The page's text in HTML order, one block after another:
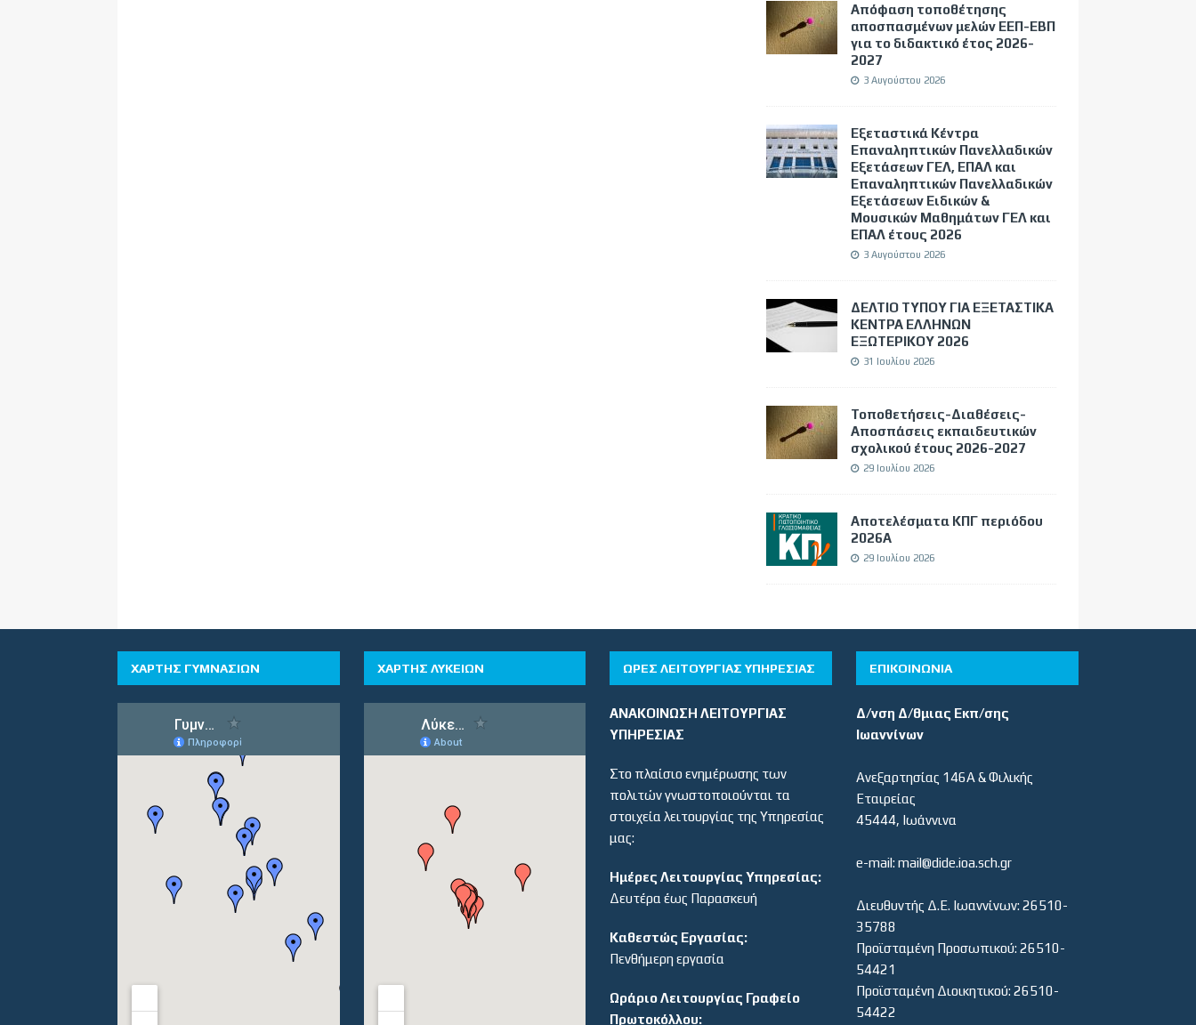
Απόφαση τοποθέτησης
αποσπασμένων μελών ΕΕΠ-ΕΒΠ
για το διδακτικό έτος 2026-
2027
3 Αυγούστου 2026
Εξεταστικά Κέντρα
Επαναληπτικών Πανελλαδικών
Εξετάσεων ΓΕΛ, ΕΠΑΛ και
Επαναληπτικών Πανελλαδικών
Εξετάσεων Ειδικών &
Μουσικών Μαθημάτων ΓΕΛ και
ΕΠΑΛ έτους 2026
3 Αυγούστου 2026
ΔΕΛΤΙΟ ΤΥΠΟΥ ΓΙΑ ΕΞΕΤΑΣΤΙΚΑ
ΚΕΝΤΡΑ ΕΛΛΗΝΩΝ
ΕΞΩΤΕΡΙΚΟΥ 2026
31 Ιουλίου 2026
Τοποθετήσεις-Διαθέσεις-
Αποσπάσεις εκπαιδευτικών
σχολικού έτους 2026-2027
29 Ιουλίου 2026
Αποτελέσματα ΚΠΓ περιόδου
2026Α
29 Ιουλίου 2026
ΧΑΡΤΗΣ ΓΥΜΝΑΣΙΩΝ ΧΑΡΤΗΣ ΛΥΚΕΙΩΝ ΏΡΕΣ ΛΕΙΤΟΥΡΓΊΑΣ ΥΠΗΡΕΣΊΑΣ
ΑΝΑΚΟΙΝΩΣΗ ΛΕΙΤΟΥΡΓΙΑΣ
ΥΠΗΡΕΣΙΑΣ
Στο πλαίσιο ενημέρωσης των
πολιτών γνωστοποιούνται τα
στοιχεία λειτουργίας της Υπηρεσίας
μας:
Ημέρες Λειτουργίας Υπηρεσίας:
Δευτέρα έως Παρασκευή
Καθεστώς Εργασίας:
Πενθήμερη εργασία
Ωράριο Λειτουργίας Γραφείο
Πρωτοκόλλου:
ΕΠΙΚΟΙΝΩΝΙΑ
Δ/νση Δ/θμιας Εκπ/σης
Ιωαννίνων
Ανεξαρτησίας 146Α & Φιλικής
Εταιρείας
45444, Ιωάννινα
e-mail: mail@dide.ioa.sch.gr
Διευθυντής Δ.Ε. Ιωαννίνων: 26510-
35788
Προϊσταμένη Προσωπικού: 26510-
54421
Προϊσταμένη Διοικητικού: 26510-
54422